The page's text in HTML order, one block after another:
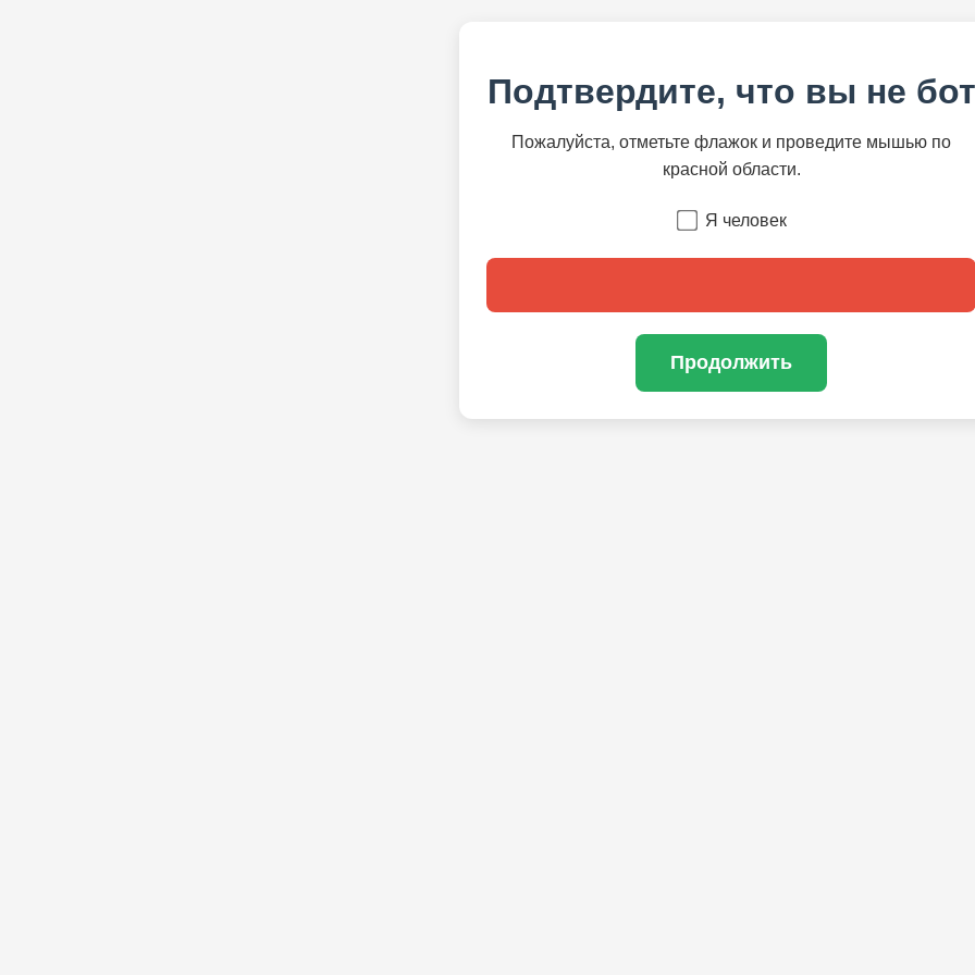
Подтвердите, что вы не бот
Пожалуйста, отметьте флажок и проведите мышью по
красной области.
Я человек
Продолжить